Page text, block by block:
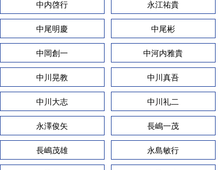
中内啓行 永江祐貴
中尾明慶 中尾彬
中岡創一 中河内雅貴
中川晃教 中川真吾
中川大志 中川礼二
永澤俊矢 長嶋一茂
長嶋茂雄 永島敏行